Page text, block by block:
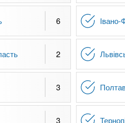
6 Івано-
2
3
3